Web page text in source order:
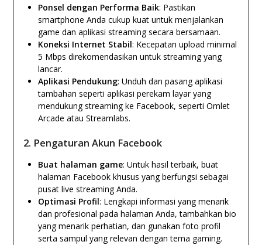
Ponsel dengan Performa Baik: Pastikan
smartphone Anda cukup kuat untuk menjalankan
game dan aplikasi streaming secara bersamaan.
Koneksi Internet Stabil: Kecepatan upload minimal
5 Mbps direkomendasikan untuk streaming yang
lancar.
Aplikasi Pendukung: Unduh dan pasang aplikasi
tambahan seperti aplikasi perekam layar yang
mendukung streaming ke Facebook, seperti Omlet
Arcade atau Streamlabs.
2. Pengaturan Akun Facebook
Buat halaman game: Untuk hasil terbaik, buat
halaman Facebook khusus yang berfungsi sebagai
pusat live streaming Anda.
Optimasi Profil: Lengkapi informasi yang menarik
dan profesional pada halaman Anda, tambahkan bio
yang menarik perhatian, dan gunakan foto profil
serta sampul yang relevan dengan tema gaming.